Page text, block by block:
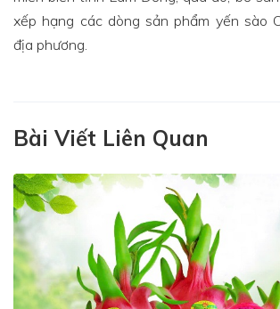
xếp hạng các dòng sản phẩm yến sào
địa phương.
Bài Viết Liên Quan